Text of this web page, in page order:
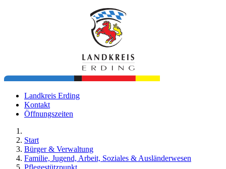
Landkreis Erding
Kontakt
Öffnungszeiten
Start
Bürger & Verwaltung
Familie, Jugend, Arbeit, Soziales & Ausländerwesen
Pflegestützpunkt